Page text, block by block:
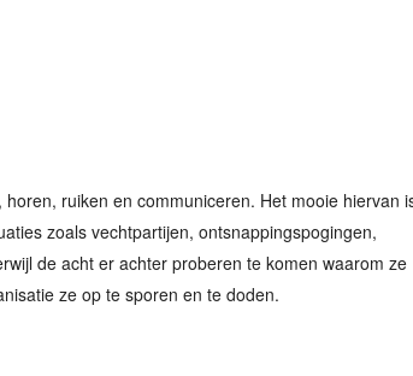
ruiken en communiceren. Het mooie hiervan
zoals vechtpartijen, ontsnappingspogingen,
de acht er achter proberen te komen waarom ze
ze op te sporen en te doden.